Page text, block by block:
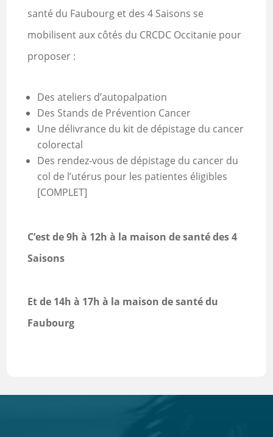
santé du Faubourg et des 4 Saisons se
mobilisent aux côtés du CRCDC Occitanie pour
proposer :
Des ateliers d’autopalpation
Des Stands de Prévention Cancer
Une délivrance du kit de dépistage du cancer
colorectal
Des rendez-vous de dépistage du cancer du
col de l’utérus pour les patientes éligibles
[COMPLET]
C’est de 9h à 12h à la maison de santé des 4
Saisons
Et de 14h à 17h à la maison de santé du
Faubourg